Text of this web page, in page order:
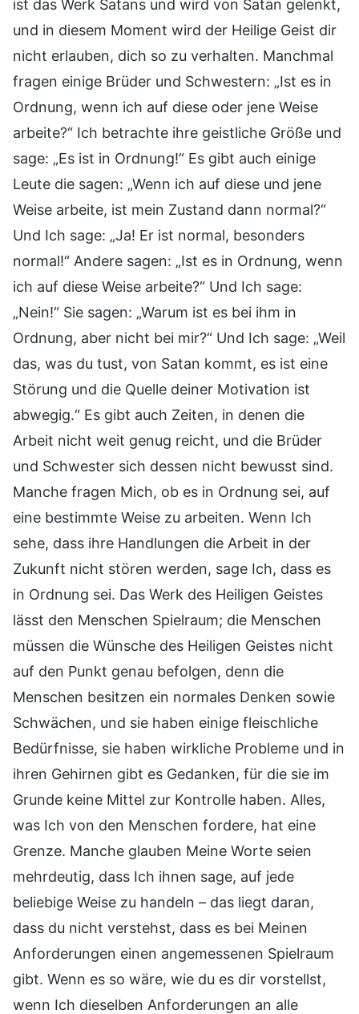
ist das Werk Satans und wird von Satan gelenkt,
und in diesem Moment wird der Heilige Geist dir
nicht erlauben, dich so zu verhalten. Manchmal
fragen einige Brüder und Schwestern: „Ist es in
Ordnung, wenn ich auf diese oder jene Weise
arbeite?“ Ich betrachte ihre geistliche Größe und
sage: „Es ist in Ordnung!“ Es gibt auch einige
Leute die sagen: „Wenn ich auf diese und jene
Weise arbeite, ist mein Zustand dann normal?“
Und Ich sage: „Ja! Er ist normal, besonders
normal!“ Andere sagen: „Ist es in Ordnung, wenn
ich auf diese Weise arbeite?“ Und Ich sage:
„Nein!“ Sie sagen: „Warum ist es bei ihm in
Ordnung, aber nicht bei mir?“ Und Ich sage: „Weil
das, was du tust, von Satan kommt, es ist eine
Störung und die Quelle deiner Motivation ist
abwegig.“ Es gibt auch Zeiten, in denen die
Arbeit nicht weit genug reicht, und die Brüder
und Schwester sich dessen nicht bewusst sind.
Manche fragen Mich, ob es in Ordnung sei, auf
eine bestimmte Weise zu arbeiten. Wenn Ich
sehe, dass ihre Handlungen die Arbeit in der
Zukunft nicht stören werden, sage Ich, dass es
in Ordnung sei. Das Werk des Heiligen Geistes
lässt den Menschen Spielraum; die Menschen
müssen die Wünsche des Heiligen Geistes nicht
auf den Punkt genau befolgen, denn die
Menschen besitzen ein normales Denken sowie
Schwächen, und sie haben einige fleischliche
Bedürfnisse, sie haben wirkliche Probleme und in
ihren Gehirnen gibt es Gedanken, für die sie im
Grunde keine Mittel zur Kontrolle haben. Alles,
was Ich von den Menschen fordere, hat eine
Grenze. Manche glauben Meine Worte seien
mehrdeutig, dass Ich ihnen sage, auf jede
beliebige Weise zu handeln – das liegt daran,
dass du nicht verstehst, dass es bei Meinen
Anforderungen einen angemessenen Spielraum
gibt. Wenn es so wäre, wie du es dir vorstellst,
wenn Ich dieselben Anforderungen an alle